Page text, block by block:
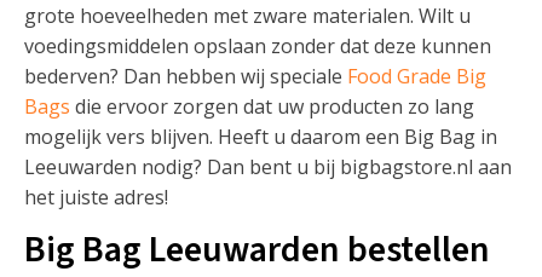
grote hoeveelheden met zware materialen. Wilt u
voedingsmiddelen opslaan zonder dat deze kunnen
bederven? Dan hebben wij speciale Food Grade Big
Bags die ervoor zorgen dat uw producten zo lang
mogelijk vers blijven. Heeft u daarom een Big Bag in
Leeuwarden nodig? Dan bent u bij bigbagstore.nl aan
het juiste adres!
Big Bag Leeuwarden bestellen